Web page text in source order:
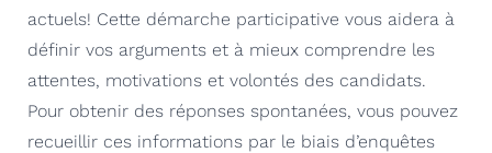
actuels! Cette démarche participative vous aidera à
définir vos arguments et à mieux comprendre les
attentes, motivations et volontés des candidats.
Pour obtenir des réponses spontanées, vous pouvez
recueillir ces informations par le biais d’enquêtes